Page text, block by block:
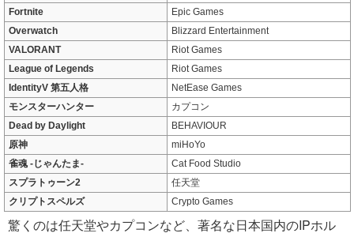
Fortnite
Epic Games
Overwatch
Blizzard Entertainment
VALORANT
Riot Games
League of Legends
Riot Games
IdentityV 第五人格
NetEase Games
モンスターハンター
カプコン
Dead by Daylight
BEHAVIOUR
原神
miHoYo
雀魂 -じゃんたま-
Cat Food Studio
スプラトゥーン2
任天堂
クリプトスペルズ
Crypto Games
驚くのは任天堂やカプコンなど、著名な日本国内のIPホル